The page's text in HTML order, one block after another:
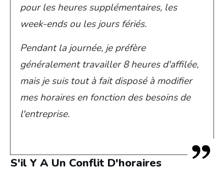
pour les heures supplémentaires, les
week-ends ou les jours fériés.
Pendant la journée, je préfère
généralement travailler 8 heures d'affilée,
mais je suis tout à fait disposé à modifier
mes horaires en fonction des besoins de
l'entreprise.
S'il Y A Un Conflit D'horaires